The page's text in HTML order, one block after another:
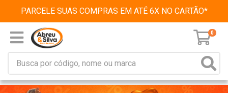
PARCELE SUAS COMPRAS EM ATÉ 6X NO CARTÃO*
0